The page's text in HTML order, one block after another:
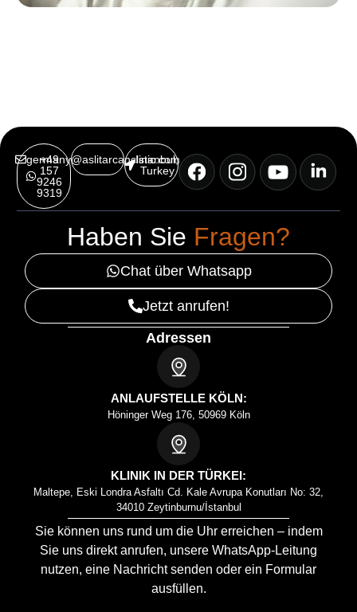
+49
157
9246
9319
germany@aslitarcanclinic.com
Istanbul,
Turkey
Haben Sie Fragen?
Chat über Whatsapp
Jetzt anrufen!
Adressen
ANLAUFSTELLE KÖLN:
Höninger Weg 176, 50969 Köln
KLINIK IN DER TÜRKEI:
Maltepe, Eski Londra Asfaltı Cd. Kale Avrupa Konutları No: 32,
34010 Zeytinburnu/İstanbul
Sie können uns rund um die Uhr erreichen – indem
Sie uns direkt anrufen, unsere WhatsApp-Leitung
nutzen, eine Nachricht senden oder ein Formular
ausfüllen.